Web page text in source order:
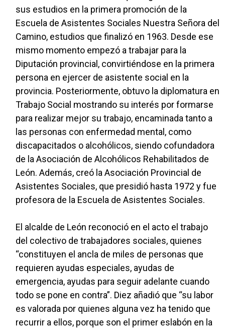
sus estudios en la primera promoción de la
Escuela de Asistentes Sociales Nuestra Señora del
Camino, estudios que finalizó en 1963. Desde ese
mismo momento empezó a trabajar para la
Diputación provincial, convirtiéndose en la primera
persona en ejercer de asistente social en la
provincia. Posteriormente, obtuvo la diplomatura en
Trabajo Social mostrando su interés por formarse
para realizar mejor su trabajo, encaminada tanto a
las personas con enfermedad mental, como
discapacitados o alcohólicos, siendo cofundadora
de la Asociación de Alcohólicos Rehabilitados de
León. Además, creó la Asociación Provincial de
Asistentes Sociales, que presidió hasta 1972 y fue
profesora de la Escuela de Asistentes Sociales.
El alcalde de León reconoció en el acto el trabajo
del colectivo de trabajadores sociales, quienes
“constituyen el ancla de miles de personas que
requieren ayudas especiales, ayudas de
emergencia, ayudas para seguir adelante cuando
todo se pone en contra”. Diez añadió que “su labor
es valorada por quienes alguna vez ha tenido que
recurrir a ellos, porque son el primer eslabón en la